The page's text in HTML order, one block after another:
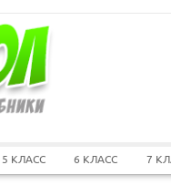
5 КЛАСС 6 КЛАСС 7